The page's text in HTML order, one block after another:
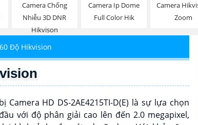
Camera Chống
Nhiễu 3D DNR
Hikvison
Camera Ip Dome
Full Color Hik
Camera
Zoom
Độ Hikvision
Camera HD DS-2AE4215TI-D(E) là sự lựa chọn
với độ phân giải cao lên đến 2.0 megapixel,